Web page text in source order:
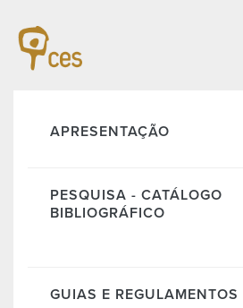
APRESENTAÇÃO
PESQUISA - CATÁLOGO
BIBLIOGRÁFICO
GUIAS E REGULAMENTOS